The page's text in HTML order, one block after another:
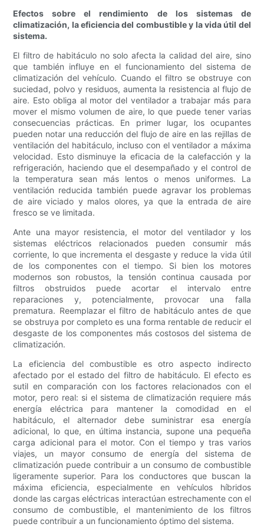
Efectos sobre el rendimiento de los sistemas de
climatización, la eficiencia del combustible y la vida útil del
sistema.
El filtro de habitáculo no solo afecta la calidad del aire, sino
que también influye en el funcionamiento del sistema de
climatización del vehículo. Cuando el filtro se obstruye con
suciedad, polvo y residuos, aumenta la resistencia al flujo de
aire. Esto obliga al motor del ventilador a trabajar más para
mover el mismo volumen de aire, lo que puede tener varias
consecuencias prácticas. En primer lugar, los ocupantes
pueden notar una reducción del flujo de aire en las rejillas de
ventilación del habitáculo, incluso con el ventilador a máxima
velocidad. Esto disminuye la eficacia de la calefacción y la
refrigeración, haciendo que el desempañado y el control de
la temperatura sean más lentos o menos uniformes. La
ventilación reducida también puede agravar los problemas
de aire viciado y malos olores, ya que la entrada de aire
fresco se ve limitada.
Ante una mayor resistencia, el motor del ventilador y los
sistemas eléctricos relacionados pueden consumir más
corriente, lo que incrementa el desgaste y reduce la vida útil
de los componentes con el tiempo. Si bien los motores
modernos son robustos, la tensión continua causada por
filtros obstruidos puede acortar el intervalo entre
reparaciones y, potencialmente, provocar una falla
prematura. Reemplazar el filtro de habitáculo antes de que
se obstruya por completo es una forma rentable de reducir el
desgaste de los componentes más costosos del sistema de
climatización.
La eficiencia del combustible es otro aspecto indirecto
afectado por el estado del filtro de habitáculo. El efecto es
sutil en comparación con los factores relacionados con el
motor, pero real: si el sistema de climatización requiere más
energía eléctrica para mantener la comodidad en el
habitáculo, el alternador debe suministrar esa energía
adicional, lo que, en última instancia, supone una pequeña
carga adicional para el motor. Con el tiempo y tras varios
viajes, un mayor consumo de energía del sistema de
climatización puede contribuir a un consumo de combustible
ligeramente superior. Para los conductores que buscan la
máxima eficiencia, especialmente en vehículos híbridos
donde las cargas eléctricas interactúan estrechamente con el
consumo de combustible, el mantenimiento de los filtros
puede contribuir a un funcionamiento óptimo del sistema.